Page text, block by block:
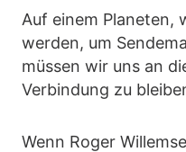
Auf einem Planeten,
werden, um
müssen wir uns an
Verbindung zu
Wenn Roger